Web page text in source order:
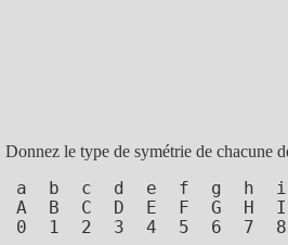
Donnez le type de symétrie de chacune
a  b  c  d  e  f  g  h
A  B  C  D  E  F  G  H
0  1  2  3  4  5  6  7